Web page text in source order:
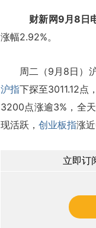
财新网9月8日
涨幅2.92%。
周二（9月8日）沪
沪指下探至3011.12点
3200点涨逾3%，全
现活跃， 创业板指涨
立即订